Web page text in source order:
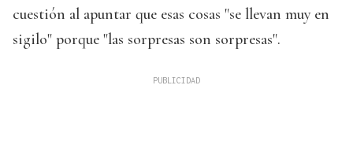
cuestión al apuntar que esas cosas "se llevan muy en
sigilo" porque "las sorpresas son sorpresas".